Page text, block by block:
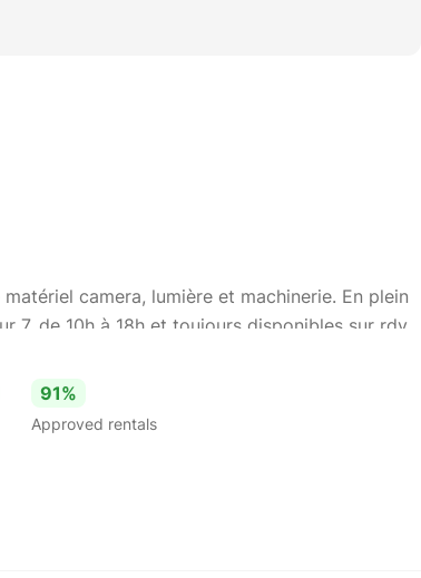
camera, lumière et machinerie. En plein
7, de 10h à 18h et toujours disponibles sur rdv.
vers la marque Sony; nous avons 10 boitiers /
Avec une expertise dans les domaines du
de techniciens, et dans l'éclairage en
91%
Approved rentals